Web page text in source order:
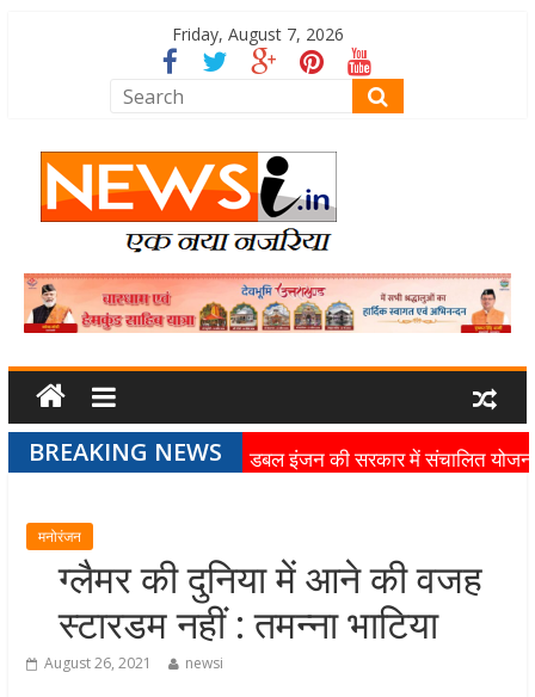
Friday, August 7, 2026
BREAKING NEWS
डबल इंजन की सरकार में संचालित
मुख्यमंत्री पुष्कर सिंह धामी ने हरकी पैड़ी
लेकर कांवड़ यात्रा मार्ग पर हेलीकॉप्टर से
शिवभक्तों पर पुष्पवर्षा कर उनका स्वागत
मनोरंजन
ग्लैमर की दुनिया में आने की वजह
स्टारडम नहीं : तमन्ना भाटिया
August 26, 2021 newsi